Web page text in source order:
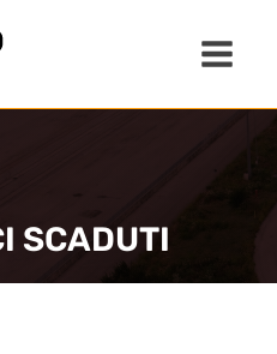
SCADUTI